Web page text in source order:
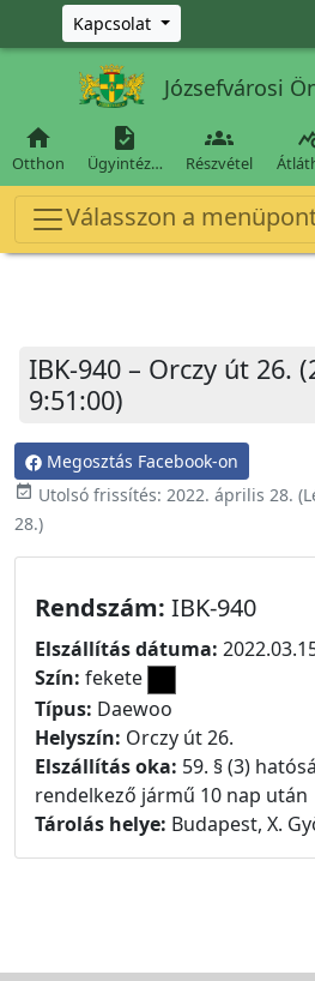
Ugrás a fő tartalomra
Kapcsolat
Józsefvárosi

Otthon

Ügyintéz…

Részvétel
Válasszon a
IBK-940 – Orczy út 26.
9:51:00)
Megosztás Facebook-on
event_available Utolsó frissítés: 2022. április 28.
28.)
Rendszám: IBK-940
Elszállítás dátuma:
Szín: fekete
Típus: Daewoo
Helyszín: Orczy út 26.
Elszállítás oka: 59. § (3)
rendelkező jármű 10 nap után
Tárolás helye: Budapest, X.